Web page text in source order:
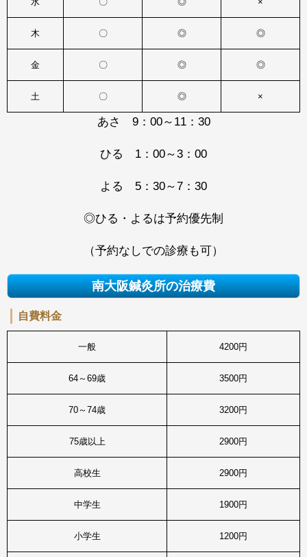
木 〇 ◎ ◎
金 〇 ◎ ◎
土 〇 ◎ ×
あさ 9：00～11：30
ひる 1：00～3：00
よる 5：30～7：30
◎ひる・よるは予約優先制
（予約なしでの診療も可）
南大阪鍼灸所の治療費
自費料金
一般 4200円
64～69歳 3500円
70～74歳 3200円
75歳以上 2900円
高校生 2900円
中学生 1900円
小学生 1200円